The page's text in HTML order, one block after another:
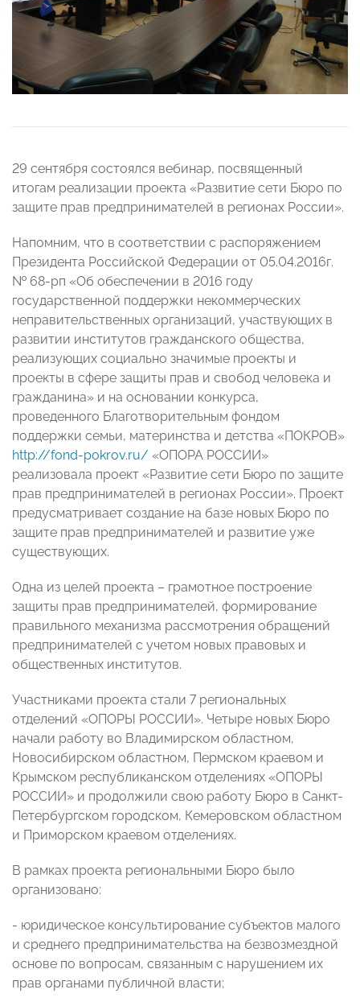
29 сентября состоялся вебинар, посвященный
итогам реализации проекта «Развитие сети Бюро по
защите прав предпринимателей в регионах России».
Напомним, что в соответствии с распоряжением
Президента Pоссийской Федерации от 05.04.2016г.
№ 68-рп «Об обеспечении в 2016 году
государственной поддержки некоммерческих
неправительственных организаций, участвующих в
развитии институтов гражданского общества,
реализующих социально значимые проекты и
проекты в сфере защиты прав и свобод человека и
гражданина» и на основании конкурса,
проведенного Благотворительным фондом
поддержки семьи, материнства и детства «ПОКРОВ»
http://fond-pokrov.ru/ «ОПОРА РОССИИ»
реализовала проект «Развитие сети Бюро по защите
прав предпринимателей в регионах России». Проект
предусматривает создание на базе новых Бюро по
защите прав предпринимателей и развитие уже
существующих.
Одна из целей проекта – грамотное построение
защиты прав предпринимателей, формирование
правильного механизма рассмотрения обращений
предпринимателей с учетом новых правовых и
общественных институтов.
Участниками проекта стали 7 региональных
отделений «ОПОРЫ РОССИИ». Четыре новых Бюро
начали работу во Владимирском областном,
Новосибирском областном, Пермском краевом и
Крымском республиканском отделениях «ОПОРЫ
РОССИИ» и продолжили свою работу Бюро в Санкт-
Петербургском городском, Кемеровском областном
и Приморском краевом отделениях.
В рамках проекта региональными Бюро было
организовано:
- юридическое консультирование субъектов малого
и среднего предпринимательства на безвозмездной
основе по вопросам, связанным с нарушением их
прав органами публичной власти;